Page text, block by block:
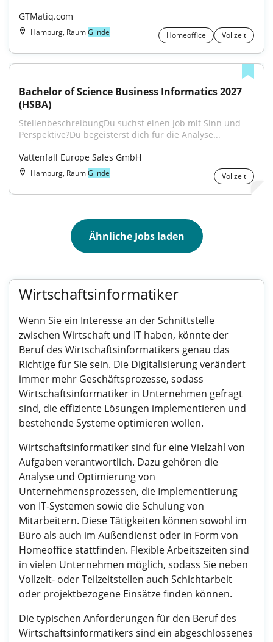
GTMatiq.com
Hamburg, RaumGlinde Homeoffice Vollzeit
Bachelor of Science Business Informatics 2027
(HSBA)
StellenbeschreibungDu suchst einen Job mit Sinn und
Perspektive?Du begeisterst dich für die Analyse...
Vattenfall Europe Sales GmbH
Hamburg, RaumGlinde Vollzeit
Ähnliche Jobs laden
Wirtschaftsinformatiker
Wenn Sie ein Interesse an der Schnittstelle
zwischen Wirtschaft und IT haben, könnte der
Beruf des Wirtschaftsinformatikers genau das
Richtige für Sie sein. Die Digitalisierung verändert
immer mehr Geschäftsprozesse, sodass
Wirtschaftsinformatiker in Unternehmen gefragt
sind, die effiziente Lösungen implementieren und
bestehende Systeme optimieren wollen.
Wirtschaftsinformatiker sind für eine Vielzahl von
Aufgaben verantwortlich. Dazu gehören die
Analyse und Optimierung von
Unternehmensprozessen, die Implementierung
von IT-Systemen sowie die Schulung von
Mitarbeitern. Diese Tätigkeiten können sowohl im
Büro als auch im Außendienst oder in Form von
Homeoffice stattfinden. Flexible Arbeitszeiten sind
in vielen Unternehmen möglich, sodass Sie neben
Vollzeit- oder Teilzeitstellen auch Schichtarbeit
oder projektbezogene Einsätze finden können.
Die typischen Anforderungen für den Beruf des
Wirtschaftsinformatikers sind ein abgeschlossenes